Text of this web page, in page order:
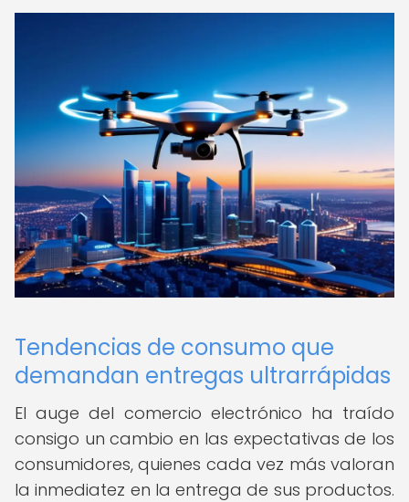
Tendencias de consumo que
demandan entregas ultrarrápidas
El auge del comercio electrónico ha traído
consigo un cambio en las expectativas de los
consumidores, quienes cada vez más valoran
la inmediatez en la entrega de sus productos.